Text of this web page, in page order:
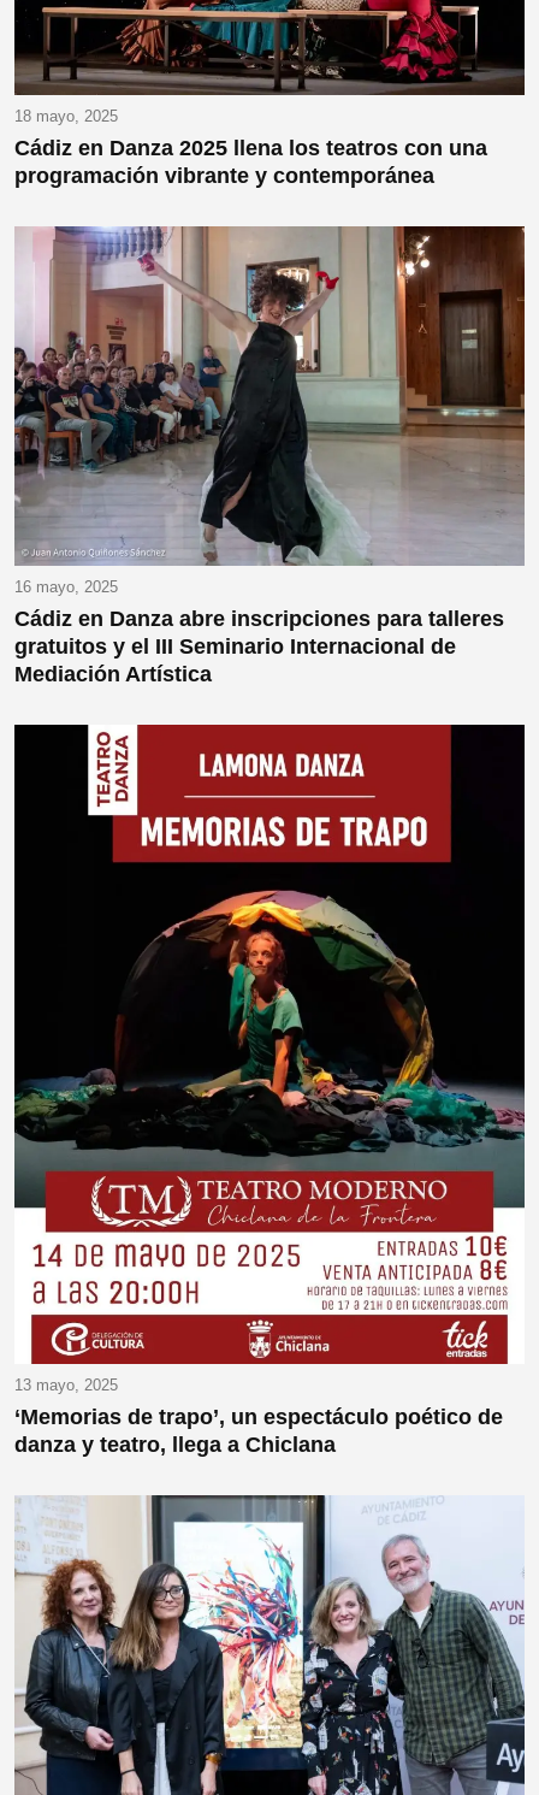
18 mayo, 2025
Cádiz en Danza 2025 llena los teatros con una
programación vibrante y contemporánea
16 mayo, 2025
Cádiz en Danza abre inscripciones para talleres
gratuitos y el III Seminario Internacional de
Mediación Artística
13 mayo, 2025
‘Memorias de trapo’, un espectáculo poético de
danza y teatro, llega a Chiclana